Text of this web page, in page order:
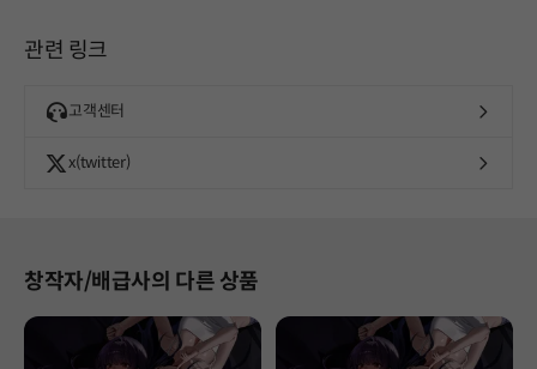
관련 링크
고객센터
x(twitter)
창작자/배급사의 다른 상품